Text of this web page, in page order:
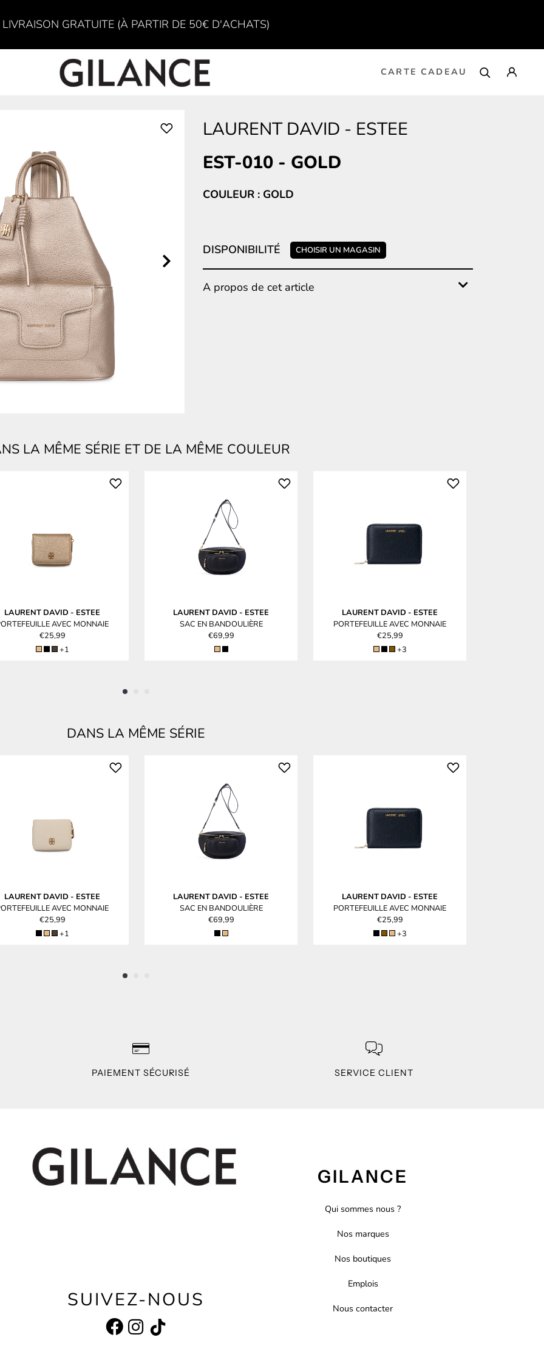
LIVRAISON GRATUITE (À PARTIR DE 50€ D'ACHATS)
CARTE CADEAU
LAURENT DAVID - ESTEE
EST-010- GOLD
COULEUR : GOLD
DISPONIBILITÉ CHOISIR UN MAGASIN
A propos de cet article
LA MÊME SÉRIE ET DE LA MÊME COULEUR
LAURENT DAVID - ESTEE
AVEC MONNAIE
€25,99
+1
LAURENT DAVID - ESTEE
SAC EN BANDOULIÈRE
€69,99
LAURENT DAVID - ESTEE
PORTEFEUILLE AVEC MONNAIE
€25,99
+3
DANS LA MÊME SÉRIE
LAURENT DAVID - ESTEE
AVEC MONNAIE
€25,99
+1
LAURENT DAVID - ESTEE
SAC EN BANDOULIÈRE
€69,99
LAURENT DAVID - ESTEE
PORTEFEUILLE AVEC MONNAIE
€25,99
+3
PAIEMENT SÉCURISÉ SERVICE CLIENT
SUIVEZ-NOUS
GILANCE
Qui sommes nous ?
Nos marques
Nos boutiques
Emplois
Nous contacter